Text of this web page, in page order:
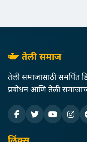
तेली समाज
तेली समाजासाठी समर्पित
प्रबोधन आणि तेली